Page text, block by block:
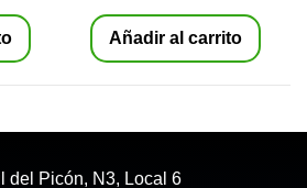
Añadir al carrito
del Picón, N3, Local 6